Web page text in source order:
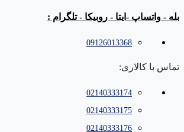
بله - واتساپ -ایتا - روبیکا - تلگرام :
09126013368
تماس با کالاری:
02140333174
02140333175
02140333176